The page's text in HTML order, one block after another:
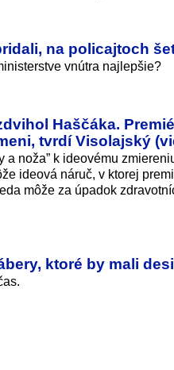
na policajtoch
vnútra najlepšie?
Haščáka.
tvrdí Visolajský
a noža” k ideovému
ideová náruč, v ktorej
môže za úpadok
ktoré by mali